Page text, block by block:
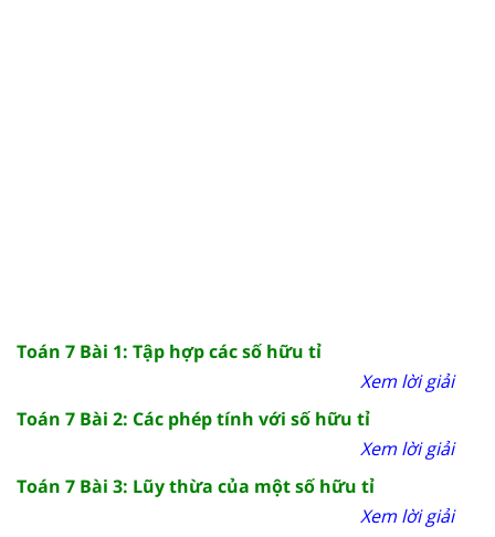
Toán 7 Bài 1: Tập hợp các số hữu tỉ
Xem lời giải
Toán 7 Bài 2: Các phép tính với số hữu tỉ
Xem lời giải
Toán 7 Bài 3: Lũy thừa của một số hữu tỉ
Xem lời giải